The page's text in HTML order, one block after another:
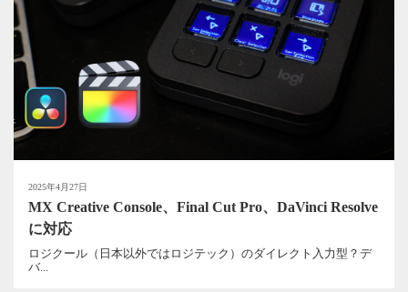
2025年4月27日
MX Creative Console、Final Cut Pro、DaVinci Resolve
に対応
ロジクール（日本以外ではロジテック）のダイレクト入力型？デ
バ...